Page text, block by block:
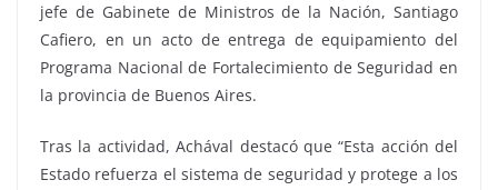
jefe de Gabinete de Ministros de la Nación, Santiago
Cafiero, en un acto de entrega de equipamiento del
Programa Nacional de Fortalecimiento de Seguridad en
la provincia de Buenos Aires.
Tras la actividad, Achával destacó que “Esta acción del
Estado refuerza el sistema de seguridad y protege a los